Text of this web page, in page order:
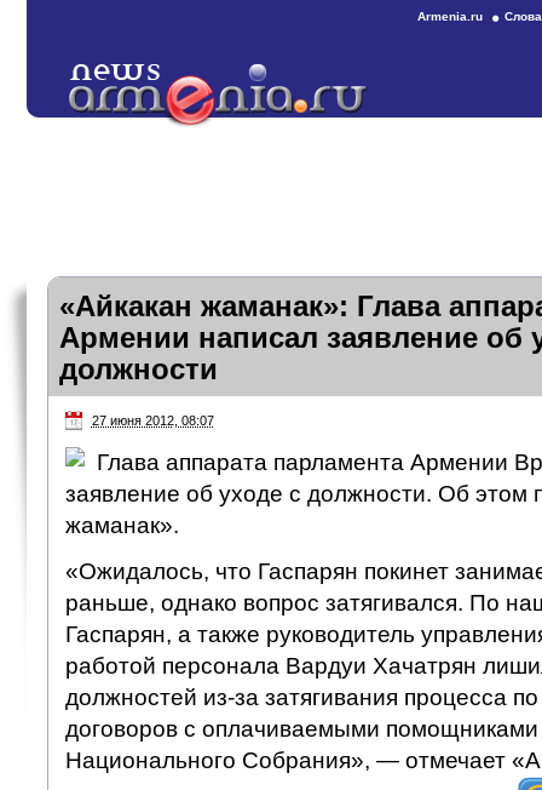
Armenia.ru
«Айкакан жаманак»: Глава
Армении написал заявление об
должности
27 июня 2012, 08:07
Глава аппарата парламента Армении
заявление об уходе с должности. Об этом
жаманак».
«Ожидалось, что Гаспарян покинет
раньше, однако вопрос затягивался. По
Гаспарян, а также руководитель
работой персонала Вардуи Хачатрян
должностей из-за затягивания процесса
договоров с оплачиваемыми помощниками
Национального Собрания», — отмечает